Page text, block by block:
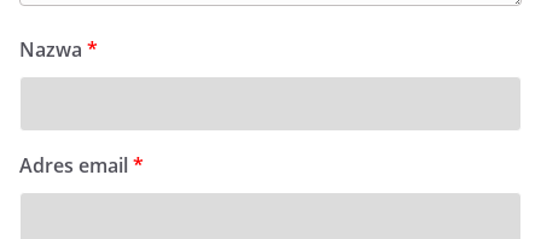
Nazwa *
Adres email*